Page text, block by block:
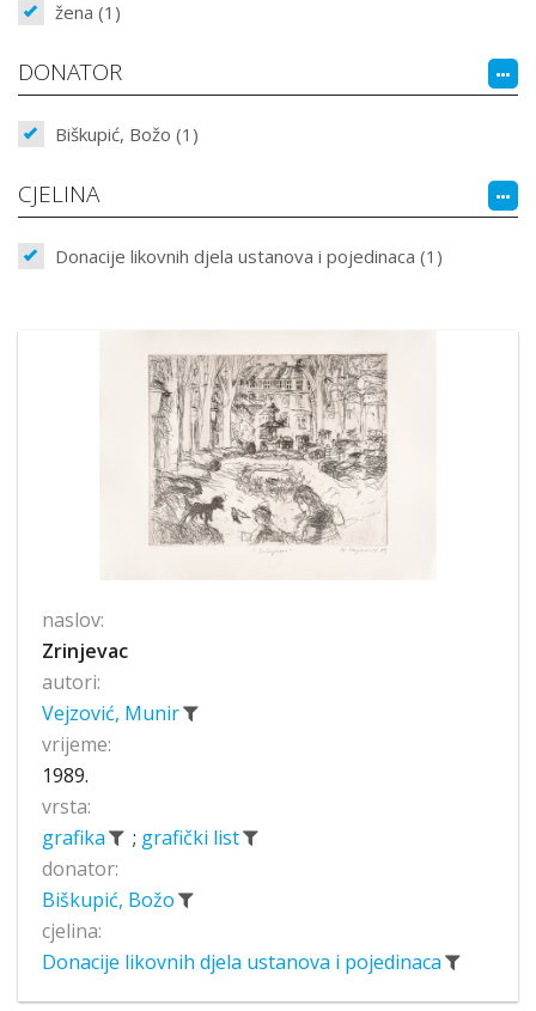
žena (1)
DONATOR
Biškupić, Božo (1)
CJELINA
Donacije likovnih djela ustanova i pojedinaca (1)
naslov:
Zrinjevac
autori:
Vejzović, Munir
vrijeme:
1989.
vrsta:
grafika
; grafički list
donator:
Biškupić, Božo
cjelina:
Donacije likovnih djela ustanova i pojedinaca